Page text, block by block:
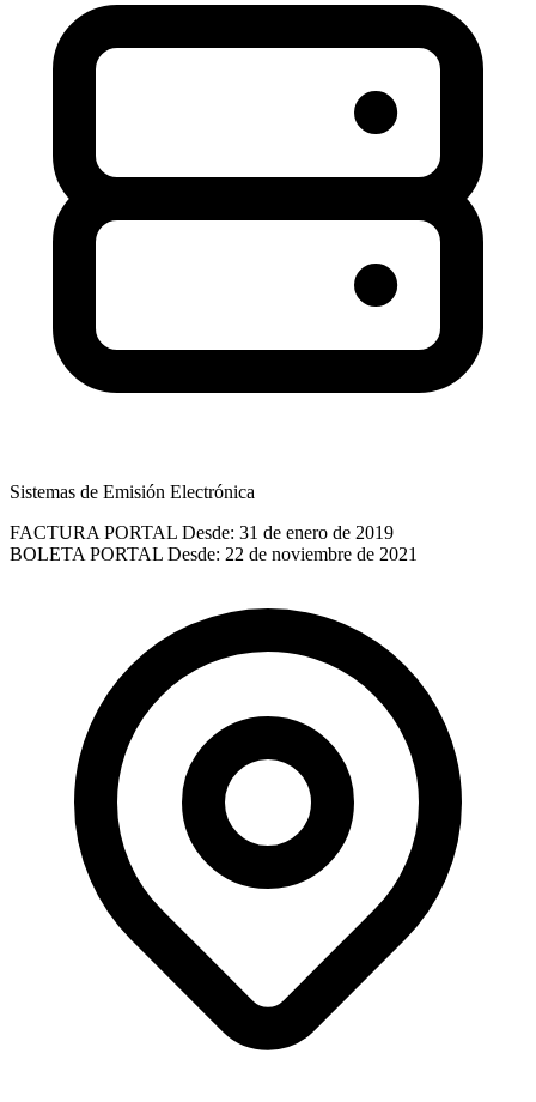
Sistemas de Emisión Electrónica
FACTURA PORTAL Desde: 31 de enero de 2019
BOLETA PORTAL Desde: 22 de noviembre de 2021